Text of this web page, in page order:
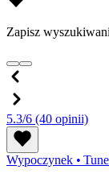
Zapisz
5.3/6 (40 opinii)
Wypoczynek •